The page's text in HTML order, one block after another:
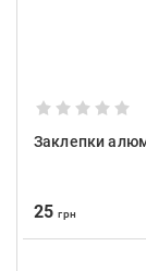
Заклепки
25грн